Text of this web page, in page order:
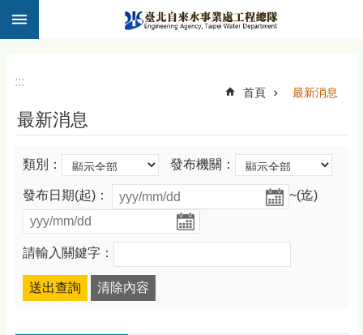
跳到主要內容區塊
:::
首頁 最新消息
最新消息
類別： 發布機關：
發布日期(起)： ~(迄)
請輸入關鍵字：